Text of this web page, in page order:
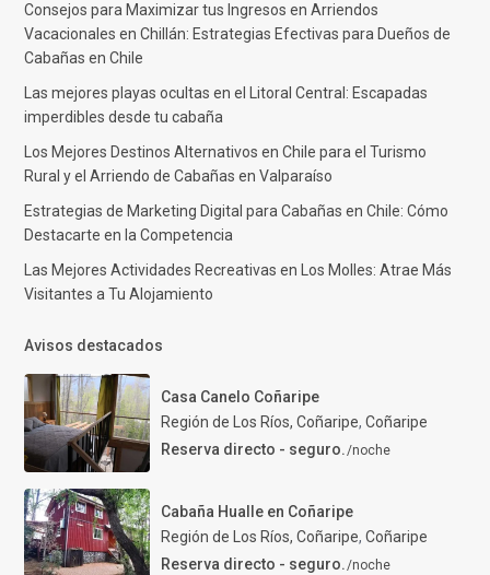
Consejos para Maximizar tus Ingresos en Arriendos
Vacacionales en Chillán: Estrategias Efectivas para Dueños de
Cabañas en Chile
Las mejores playas ocultas en el Litoral Central: Escapadas
imperdibles desde tu cabaña
Los Mejores Destinos Alternativos en Chile para el Turismo
Rural y el Arriendo de Cabañas en Valparaíso
Estrategias de Marketing Digital para Cabañas en Chile: Cómo
Destacarte en la Competencia
Las Mejores Actividades Recreativas en Los Molles: Atrae Más
Visitantes a Tu Alojamiento
Avisos destacados
Casa Canelo Coñaripe
Región de Los Ríos, Coñaripe, Coñaripe
Reserva directo - seguro./noche
Cabaña Hualle en Coñaripe
Región de Los Ríos, Coñaripe, Coñaripe
Reserva directo - seguro./noche